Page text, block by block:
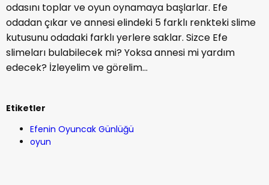
odasını toplar ve oyun oynamaya başlarlar. Efe
odadan çıkar ve annesi elindeki 5 farklı renkteki slime
kutusunu odadaki farklı yerlere saklar. Sizce Efe
slimeları bulabilecek mi? Yoksa annesi mi yardım
edecek? İzleyelim ve görelim...
Etiketler
Efenin Oyuncak Günlüğü
oyun